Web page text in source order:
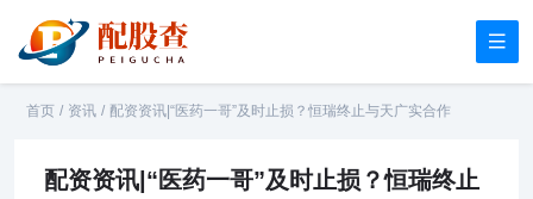
首页 / 资讯 / 配资资讯|“医药一哥”及时止损？恒瑞终止与天广实合作
配资资讯|“医药一哥”及时止损？恒瑞终止